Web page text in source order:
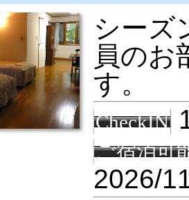
シーズ
員のお
す。
CheckIN
ご宿泊可
2026/